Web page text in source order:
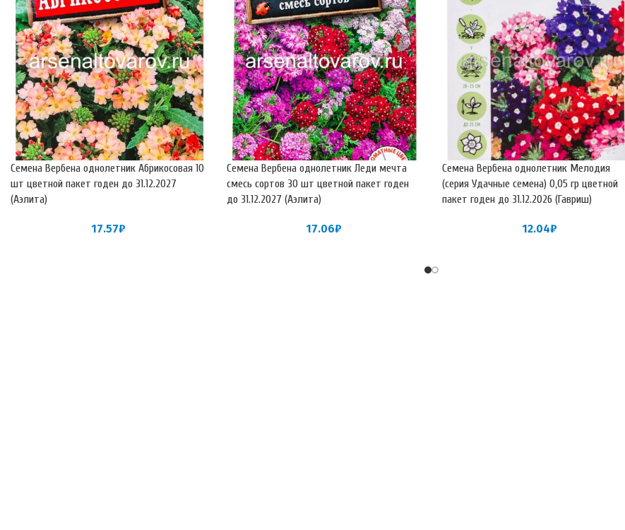
Семена Вербена однолетник Абрикосовая 10
шт цветной пакет годен до 31.12.2027
(Аэлита)
17.57₽
Семена Вербена однолетник Леди мечта
смесь сортов 30 шт цветной пакет годен
до 31.12.2027 (Аэлита)
17.06₽
Семена Вербена однолетник Мелодия
(серия Удачные семена) 0,05 гр цветной
пакет годен до 31.12.2026 (Гавриш)
12.04₽